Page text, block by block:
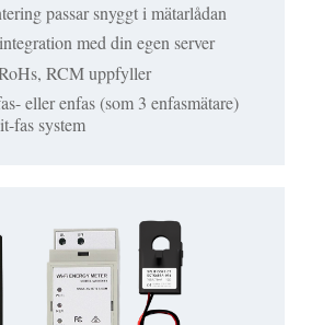
passar snyggt i mätarlådan
med din egen server
RCM uppfyller
eller enfas (som 3 enfasmätare)
fas system